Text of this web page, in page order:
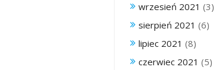
wrzesień 2021 (3)
sierpień 2021 (6)
lipiec 2021 (8)
czerwiec 2021 (5)